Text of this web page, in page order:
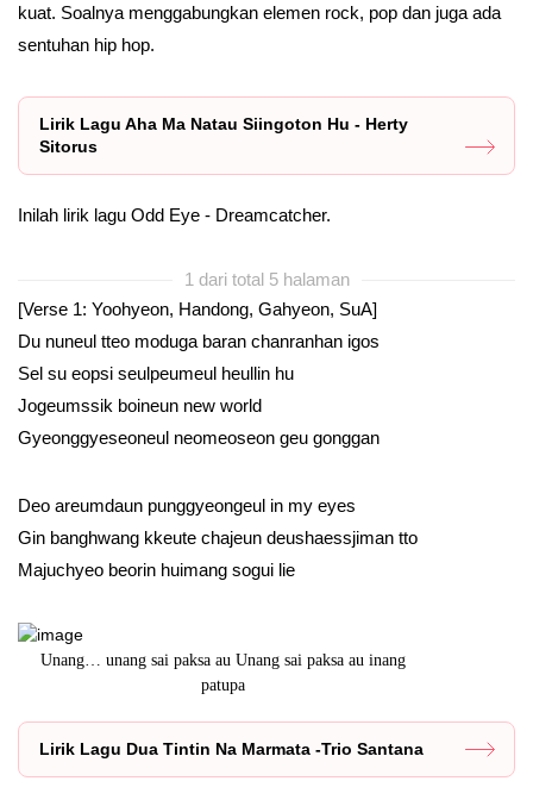
kuat. Soalnya menggabungkan elemen rock, pop dan juga ada
sentuhan hip hop.
Lirik Lagu Aha Ma Natau Siingoton Hu - Herty
Sitorus
Inilah lirik lagu Odd Eye - Dreamcatcher.
1 dari total 5 halaman
[Verse 1: Yoohyeon, Handong, Gahyeon, SuA]
Du nuneul tteo moduga baran chanranhan igos
Sel su eopsi seulpeumeul heullin hu
Jogeumssik boineun new world
Gyeonggyeseoneul neomeoseon geu gonggan
Deo areumdaun punggyeongeul in my eyes
Gin banghwang kkeute chajeun deushaessjiman tto
Majuchyeo beorin huimang sogui lie
Unang… unang sai paksa au Unang sai paksa au inang
patupa
Lirik Lagu Dua Tintin Na Marmata -Trio Santana